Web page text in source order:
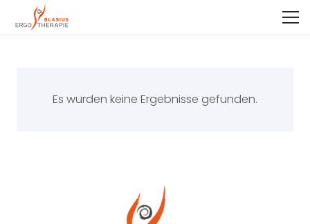
Es wurden keine Ergebnisse gefunden.